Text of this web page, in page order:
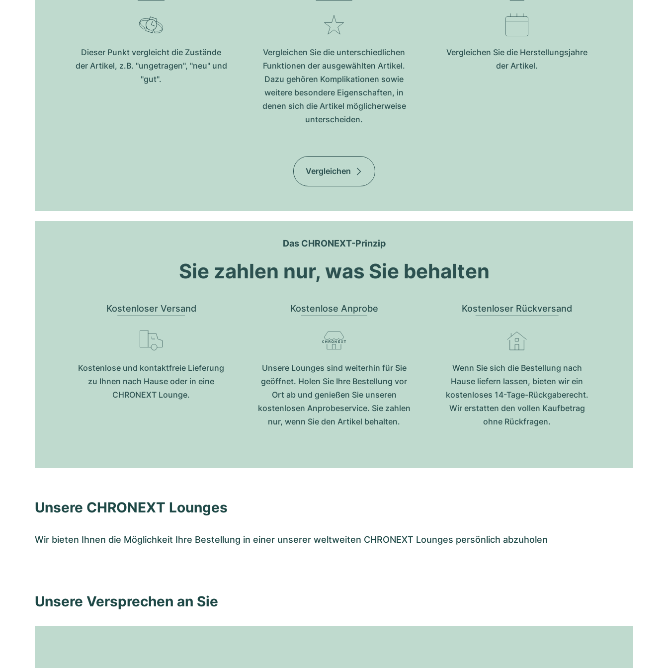
Dieser Punkt vergleicht die Zustände
der Artikel, z.B. "ungetragen", "neu" und
"gut".
Vergleichen Sie die unterschiedlichen
Funktionen der ausgewählten Artikel.
Dazu gehören Komplikationen sowie
weitere besondere Eigenschaften, in
denen sich die Artikel möglicherweise
unterscheiden.
Vergleichen Sie die Herstellungsjahre
der Artikel.
Vergleichen
Das CHRONEXT-Prinzip
Sie zahlen nur, was Sie behalten
Kostenloser Versand
Kostenlose und kontaktfreie Lieferung
zu Ihnen nach Hause oder in eine
CHRONEXT Lounge.
Kostenlose Anprobe
Unsere Lounges sind weiterhin für Sie
geöffnet. Holen Sie Ihre Bestellung vor
Ort ab und genießen Sie unseren
kostenlosen Anprobeservice. Sie zahlen
nur, wenn Sie den Artikel behalten.
Kostenloser Rückversand
Wenn Sie sich die Bestellung nach
Hause liefern lassen, bieten wir ein
kostenloses 14-Tage-Rückgaberecht.
Wir erstatten den vollen Kaufbetrag
ohne Rückfragen.
Unsere CHRONEXT Lounges
Wir bieten Ihnen die Möglichkeit Ihre Bestellung in einer unserer weltweiten CHRONEXT Lounges persönlich abzuholen
Unsere Versprechen an Sie